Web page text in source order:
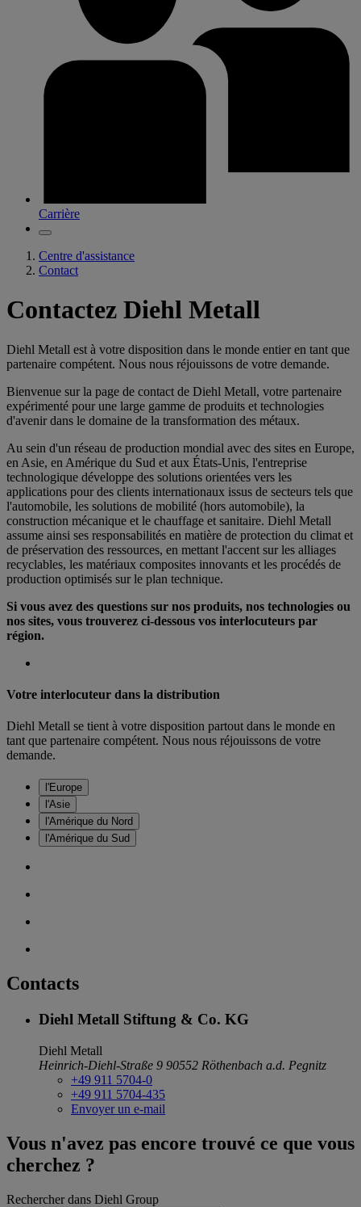
Carrière
Centre d'assistance
Contact
Contactez Diehl Metall
Diehl Metall est à votre disposition dans le monde entier en tant que
partenaire compétent. Nous nous réjouissons de votre demande.
Bienvenue sur la page de contact de Diehl Metall, votre partenaire
expérimenté pour une large gamme de produits et technologies
d'avenir dans le domaine de la transformation des métaux.
Au sein d'un réseau de production mondial avec des sites en Europe,
en Asie, en Amérique du Sud et aux États-Unis, l'entreprise
technologique développe des solutions orientées vers les
applications pour des clients internationaux issus de secteurs tels que
l'automobile, les solutions de mobilité (hors automobile), la
construction mécanique et le chauffage et sanitaire. Diehl Metall
assume ainsi ses responsabilités en matière de protection du climat et
de préservation des ressources, en mettant l'accent sur les alliages
recyclables, les matériaux composites innovants et les procédés de
production optimisés sur le plan technique.
Si vous avez des questions sur nos produits, nos technologies ou
nos sites, vous trouverez ci-dessous vos interlocuteurs par
région.
Votre interlocuteur dans la distribution
Diehl Metall se tient à votre disposition partout dans le monde en
tant que partenaire compétent. Nous nous réjouissons de votre
demande.
l'Europe
l'Asie
l'Amérique du Nord
l'Amérique du Sud
Contacts
Diehl Metall Stiftung & Co. KG
Diehl Metall
Heinrich-Diehl-Straße 9 90552 Röthenbach a.d. Pegnitz
+49 911 5704-0
+49 911 5704-435
Envoyer un e-mail
Vous n'avez pas encore trouvé ce que vous
cherchez ?
Rechercher dans Diehl Group